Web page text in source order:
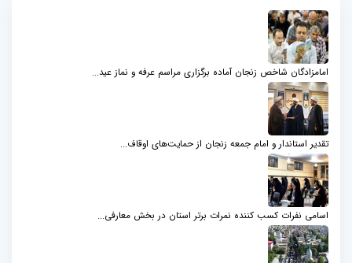
امامزادگان شاخص زنجان آماده برگزاری مراسم عرفه و نماز عید...
تقدیر استاندار و امام جمعه زنجان از حمایت‌های اوقاف...
اسامی نفرات کسب کننده نمرات برتر استان در بخش معارفی...